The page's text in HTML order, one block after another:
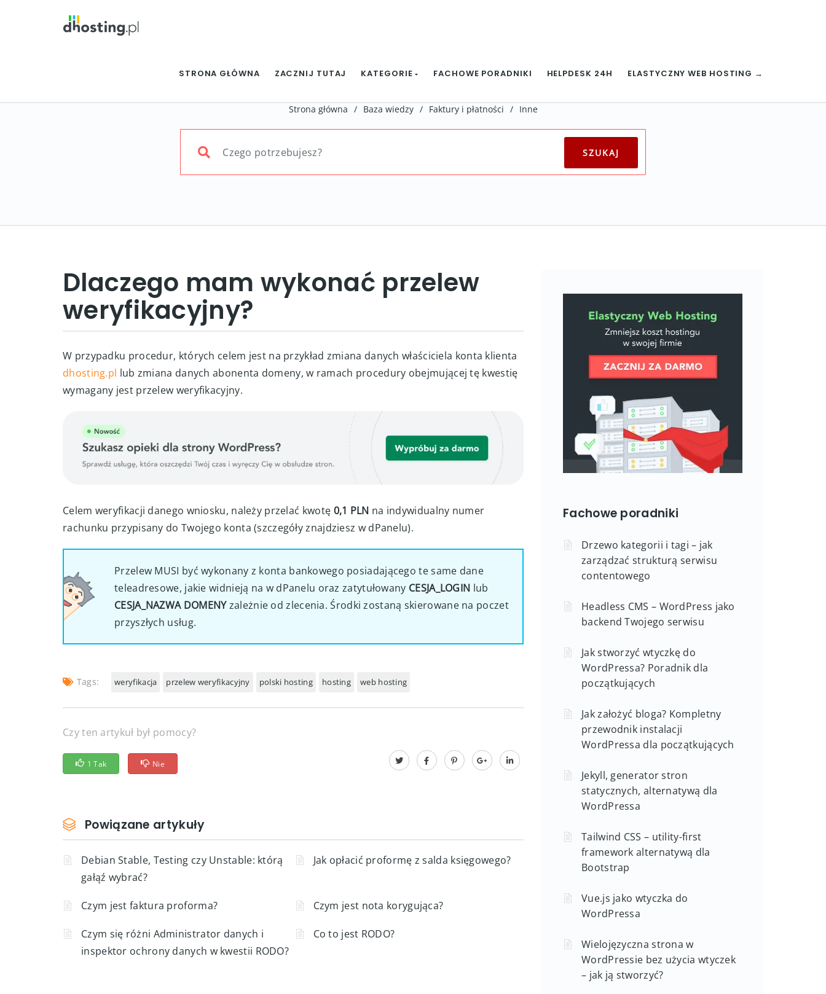
STRONA GŁÓWNA ZACZNIJ TUTAJ KATEGORIE FACHOWE PORADNIKI HELPDESK 24H ELASTYCZNY WEB HOSTING →
Strona główna / Baza wiedzy / Faktury i płatności / Inne
Dlaczego mam wykonać przelew
weryfikacyjny?
W przypadku procedur, których celem jest na przykład zmiana danych właściciela konta klienta
dhosting.pl lub zmiana danych abonenta domeny, w ramach procedury obejmującej tę kwestię
wymagany jest przelew weryfikacyjny.
Celem weryfikacji danego wniosku, należy przelać kwotę 0,1 PLN na indywidualny numer
rachunku przypisany do Twojego konta (szczegóły znajdziesz w dPanelu).
Przelew MUSI być wykonany z konta bankowego posiadającego te same dane
teleadresowe, jakie widnieją na w dPanelu oraz zatytułowany CESJA_LOGIN lub
CESJA_NAZWA DOMENYzależnie od zlecenia. Środki zostaną skierowane na poczet
przyszłych usług.
Tags: weryfikacja przelew weryfikacyjny polski hosting hosting web hosting
Czy ten artykuł był pomocy?
1 Tak Nie
Powiązane artykuły
Debian Stable, Testing czy Unstable: którą
gałąź wybrać?
Jak opłacić proformę z salda księgowego?
Czym jest faktura proforma? Czym jest nota korygująca?
Czym się różni Administrator danych i
inspektor ochrony danych w kwestii RODO?
Co to jest RODO?
Fachowe poradniki
Drzewo kategorii i tagi – jak
zarządzać strukturą serwisu
contentowego
Headless CMS – WordPress jako
backend Twojego serwisu
Jak stworzyć wtyczkę do
WordPressa? Poradnik dla
początkujących
Jak założyć bloga? Kompletny
przewodnik instalacji
WordPressa dla początkujących
Jekyll, generator stron
statycznych, alternatywą dla
WordPressa
Tailwind CSS – utility-first
framework alternatywą dla
Bootstrap
Vue.js jako wtyczka do
WordPressa
Wielojęzyczna strona w
WordPressie bez użycia wtyczek
– jak ją stworzyć?